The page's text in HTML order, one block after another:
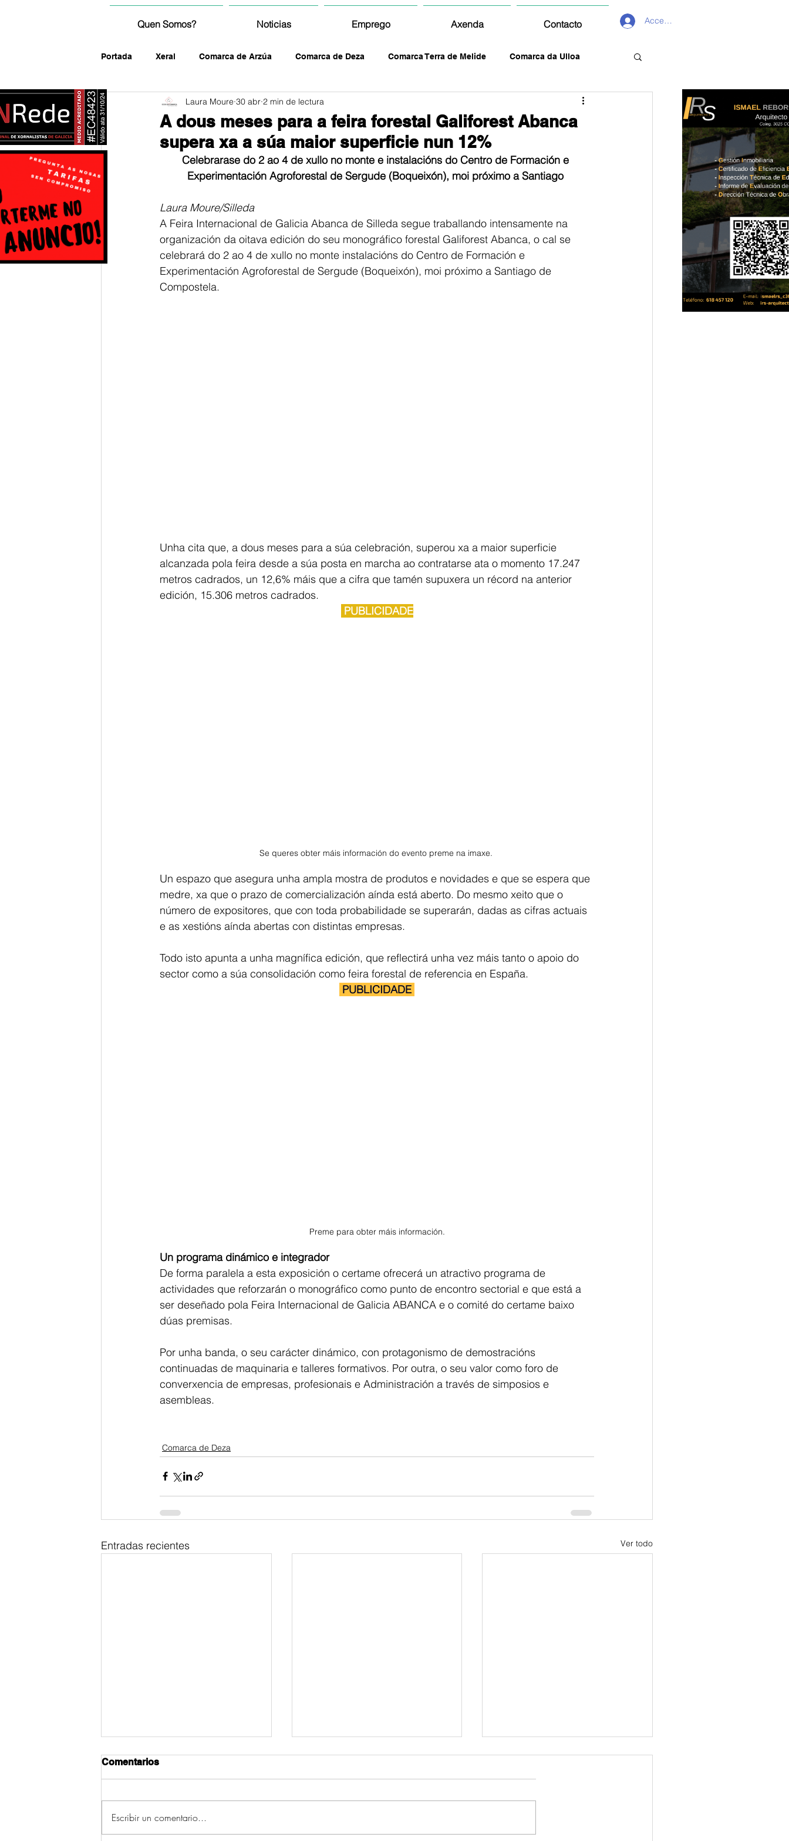
Quen Somos? Noticias Emprego Axenda Contacto Acceder
Portada Xeral Comarca de Arzúa Comarca de Deza Comarca Terra de Melide Comarca da Ulloa
fotografía
A dous meses para a feira forestal Galiforest Abanca
supera xa a súa maior superficie nun 12%
Laura Moure 30 abr 2 min de lectura
Celebrarase do 2 ao 4 de xullo no monte e instalacións do Centro de Formación e
Experimentación Agroforestal de Sergude (Boqueixón), moi próximo a Santiago
Laura Moure/Silleda
A Feira Internacional de Galicia Abanca de Silleda segue traballando intensamente na
organización da oitava edición do seu monográfico forestal Galiforest Abanca, o cal se
celebrará do 2 ao 4 de xullo no monte instalacións do Centro de Formación e
Experimentación Agroforestal de Sergude (Boqueixón), moi próximo a Santiago de
Compostela.
Unha cita que, a dous meses para a súa celebración, superou xa a maior superficie
alcanzada pola feira desde a súa posta en marcha ao contratarse ata o momento 17.247
metros cadrados, un 12,6% máis que a cifra que tamén supuxera un récord na anterior
edición, 15.306 metros cadrados.
PUBLICIDADE
Se queres obter máis información do evento preme na imaxe.
Un espazo que asegura unha ampla mostra de produtos e novidades e que se espera que
medre, xa que o prazo de comercialización aínda está aberto. Do mesmo xeito que o
número de expositores, que con toda probabilidade se superarán, dadas as cifras actuais
e as xestións aínda abertas con distintas empresas.
Todo isto apunta a unha magnífica edición, que reflectirá unha vez máis tanto o apoio do
sector como a súa consolidación como feira forestal de referencia en España.
PUBLICIDADE
Preme para obter máis información.
Un programa dinámico e integrador
De forma paralela a esta exposición o certame ofrecerá un atractivo programa de
actividades que reforzarán o monográfico como punto de encontro sectorial e que está a
ser deseñado pola Feira Internacional de Galicia ABANCA e o comité do certame baixo
dúas premisas.
Por unha banda, o seu carácter dinámico, con protagonismo de demostracións
continuadas de maquinaria e talleres formativos. Por outra, o seu valor como foro de
converxencia de empresas, profesionais e Administración a través de simposios e
asembleas.
Comarca de Deza
Entradas recientes Ver todo
Comentarios
Escribir un comentario...